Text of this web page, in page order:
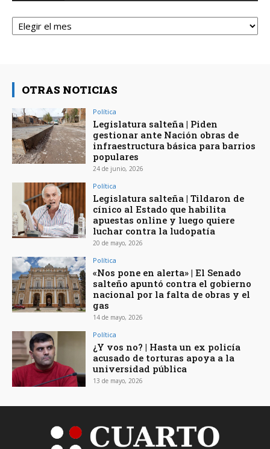
Archivos
OTRAS NOTICIAS
Política
Legislatura salteña | Piden
gestionar ante Nación obras de
infraestructura básica para barrios
populares
24 de junio, 2026
Política
Legislatura salteña | Tildaron de
cínico al Estado que habilita
apuestas online y luego quiere
luchar contra la ludopatía
20 de mayo, 2026
Política
«Nos pone en alerta» | El Senado
salteño apuntó contra el gobierno
nacional por la falta de obras y el
gas
14 de mayo, 2026
Política
¿Y vos no? | Hasta un ex policía
acusado de torturas apoya a la
universidad pública
13 de mayo, 2026